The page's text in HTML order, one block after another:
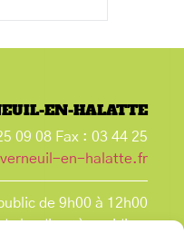
EN-HALATTE
09 08 Fax : 03 44 25
en-halatte.fr
de 9h00 à 12h00
lundi après-midi au